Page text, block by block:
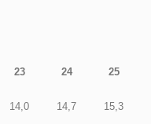
23 24 25
14,0 14,7 15,3